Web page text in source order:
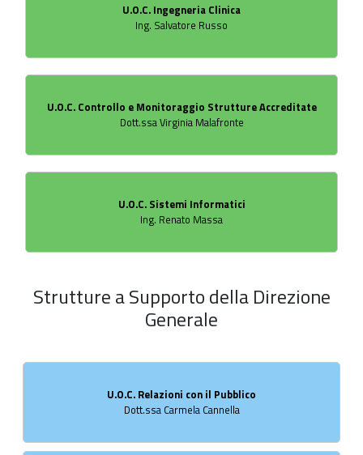
Strutture a Supporto della Direzione
Generale
U.O.C. Relazioni con il Pubblico
Dott.ssa Carmela Cannella
U.O.C. Ingegneria Clinica
Ing. Salvatore Russo
U.O.C. Controllo e Monitoraggio Strutture Accreditate
Dott.ssa Virginia Malafronte
U.O.C. Sistemi Informatici
Ing. Renato Massa